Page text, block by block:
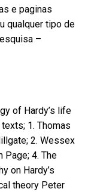
e paginas
qualquer tipo de
–
of Hardy’s life
1. Thomas
2. Wessex
Page; 4. The
on Hardy’s
theory Peter